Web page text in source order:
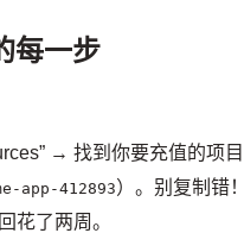
每一步
→ 找到你要充值的项
app-412893）。别复制错
花了两周。